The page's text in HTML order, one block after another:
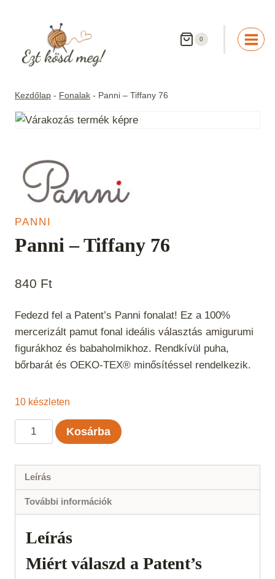
0
Kezdőlap - Fonalak - Panni – Tiffany 76
PANNI
Panni – Tiffany 76
840 Ft
Fedezd fel a Patent’s Panni fonalat! Ez a 100%
mercerizált pamut fonal ideális választás amigurumi
figurákhoz és babaholmikhoz. Rendkívül puha,
bőrbarát és OEKO-TEX® minősítéssel rendelkezik.
10 készleten
Panni
-
mennyiség
Kosárba
Leírás
További információk
Leírás
Miért válaszd a Patent’s